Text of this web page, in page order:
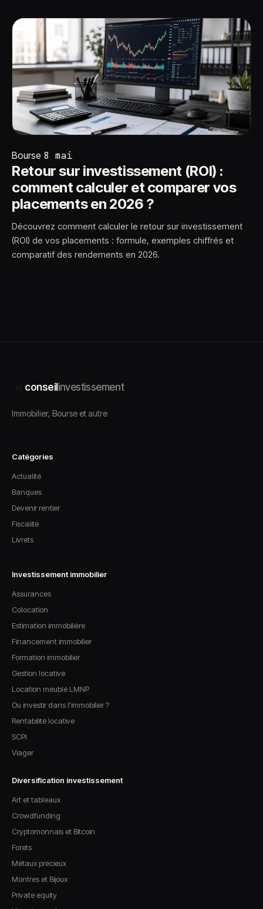
Bourse 8 mai
Retour sur investissement (ROI) :
comment calculer et comparer vos
placements en 2026 ?
Découvrez comment calculer le retour sur investissement
(ROI) de vos placements : formule, exemples chiffrés et
comparatif des rendements en 2026.
conseil investissement
Immobilier, Bourse et autre
Catégories
Actualité
Banques
Devenir rentier
Fiscalité
Livrets
Investissement immobilier
Assurances
Colocation
Estimation immobilière
Financement immobilier
Formation immobilier
Gestion locative
Location meublé LMNP
Ou investir dans l'immobilier ?
Rentabilité locative
SCPI
Viager
Diversification investissement
Art et tableaux
Crowdfunding
Cryptomonnais et Bitcoin
Forets
Métaux précieux
Montres et Bijoux
Private equity